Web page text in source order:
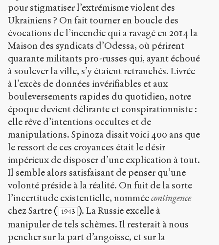
pour stigmatiser l’extrémisme violent des
Ukrainiens ? On fait tourner en boucle des
évocations de l’incendie qui a ravagé en 2014 la
Maison des syndicats d’Odessa, où périrent
quarante militants pro-russes qui, ayant échoué
à soulever la ville, s’y étaient retranchés. Livrée
à l’excès de données invérifiables et aux
bouleversements rapides du quotidien, notre
époque devient délirante et conspirationniste :
elle rêve d’intentions occultes et de
manipulations. Spinoza disait voici 400 ans que
le ressort de ces croyances était le désir
impérieux de disposer d’une explication à tout.
Il semble alors satisfaisant de penser qu’une
volonté préside à la réalité. On fuit de la sorte
l’incertitude existentielle, nomméecontingence
chez Sartre ( 1943 ). La Russie excelle à
manipuler de tels schèmes. Il resterait à nous
pencher sur la part d’angoisse, et sur la